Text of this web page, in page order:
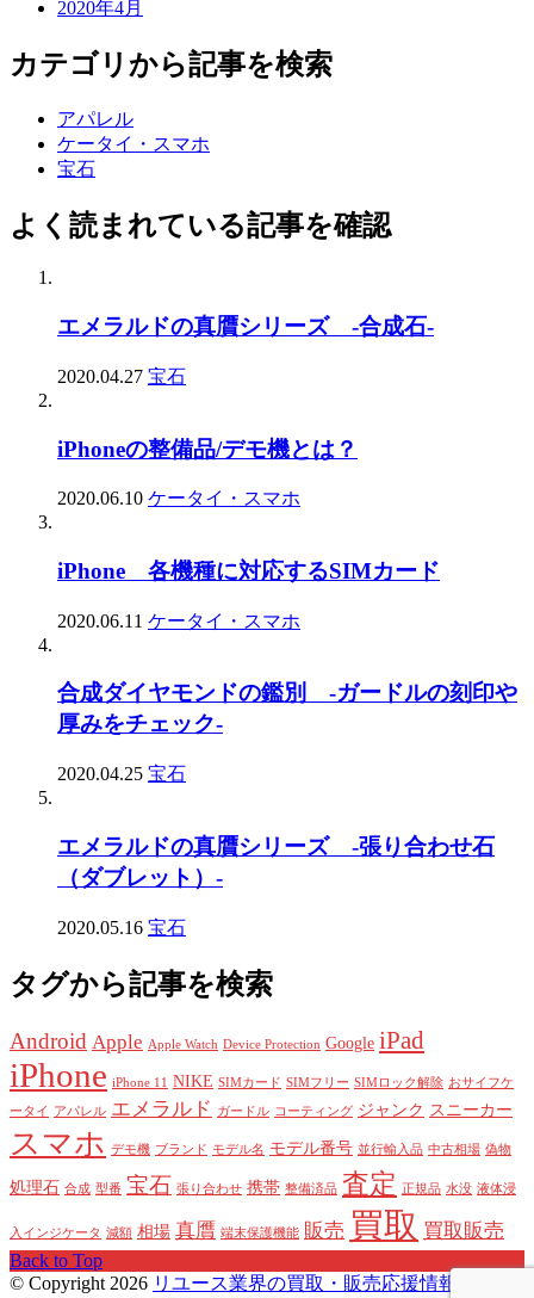
2020年4月
カテゴリから記事を検索
アパレル
ケータイ・スマホ
宝石
よく読まれている記事を確認
エメラルドの真贋シリーズ -合成石-
2020.04.27 宝石
iPhoneの整備品/デモ機とは？
2020.06.10 ケータイ・スマホ
iPhone 各機種に対応するSIMカード
2020.06.11 ケータイ・スマホ
合成ダイヤモンドの鑑別 -ガードルの刻印や
厚みをチェック-
2020.04.25 宝石
エメラルドの真贋シリーズ -張り合わせ石
（ダブレット）-
2020.05.16 宝石
タグから記事を検索
Android Apple Apple Watch Device Protection Google iPad
iPhone iPhone 11 NIKE SIMカード SIMフリー SIMロック解除 おサイフケ
ータイ アパレル エメラルド ガードル コーティング ジャンク スニーカー
スマホ デモ機 ブランド モデル名 モデル番号 並行輸入品 中古相場 偽物
処理石 合成 型番 宝石 張り合わせ 携帯 整備済品 査定 正規品 水没 液体浸
入インジケータ 減額 相場 真贋 端末保護機能 販売 買取 買取販売
Back to Top
© Copyright 2026 リユース業界の買取・販売応援情報サイト